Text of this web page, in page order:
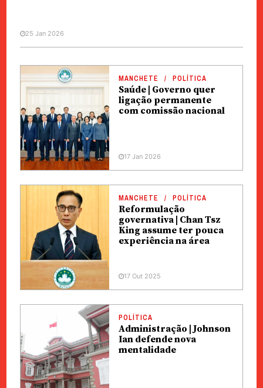
25 Jan 2026
MANCHETE POLÍTICA
Saúde | Governo quer
ligação permanente
com comissão nacional
17 Jan 2026
MANCHETE POLÍTICA
Reformulação
governativa | Chan Tsz
King assume ter pouca
experiência na área
17 Out 2025
POLÍTICA
Administração | Johnson
Ian defende nova
mentalidade